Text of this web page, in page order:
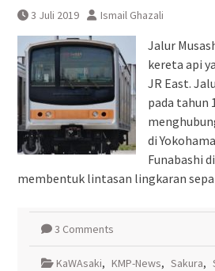
3 Juli 2019 Ismail Ghazali
Jalur
kereta api
JR East.
pada tahun
di
Funabashi
membentuk lintasan lingkaran
3 Comments
KaWAsaki, KMP-News, Sakura,